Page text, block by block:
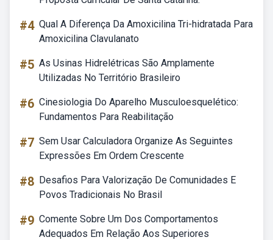
#4 Qual A Diferença Da Amoxicilina Tri-hidratada Para
Amoxicilina Clavulanato
#5 As Usinas Hidrelétricas São Amplamente
Utilizadas No Território Brasileiro
#6 Cinesiologia Do Aparelho Musculoesquelético:
Fundamentos Para Reabilitação
#7 Sem Usar Calculadora Organize As Seguintes
Expressões Em Ordem Crescente
#8 Desafios Para Valorização De Comunidades E
Povos Tradicionais No Brasil
#9 Comente Sobre Um Dos Comportamentos
Adequados Em Relação Aos Superiores